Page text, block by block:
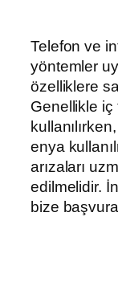
Telefon ve
yöntemler
özelliklere
Genellikle
enya
arızaları
edilmelidir.
bize